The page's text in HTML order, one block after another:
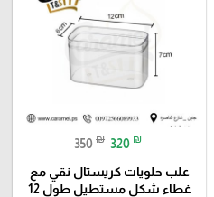
350 ₪ 320 ₪
علب حلويات كريستال نقي مع
غطاء شكل مستطيل طول 12